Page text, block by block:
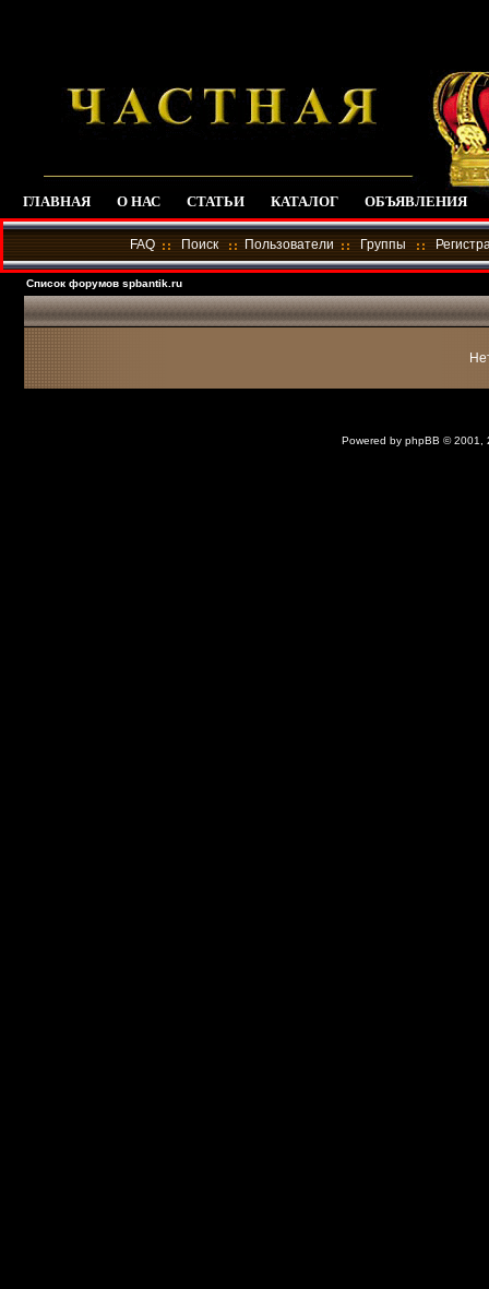
ГЛАВНАЯ О НАС СТАТЬИ КАТАЛОГ ОБЪЯВЛЕНИЯ
FAQ Поиск Пользователи Группы
Список форумов spbantik.ru
Powered by phpBB © 2001,